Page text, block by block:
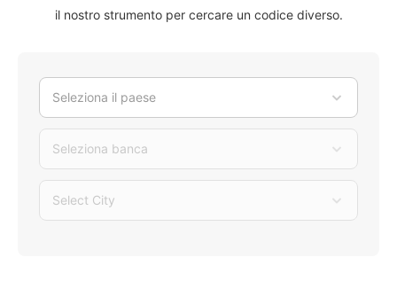
il nostro strumento per cercare un codice diverso.
Seleziona il paese
Seleziona banca
Select City